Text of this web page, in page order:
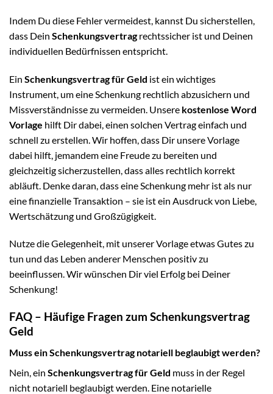
Indem Du diese Fehler vermeidest, kannst Du sicherstellen,
dass Dein Schenkungsvertragrechtssicher ist und Deinen
individuellen Bedürfnissen entspricht.
Ein Schenkungsvertrag für Geld ist ein wichtiges
Instrument, um eine Schenkung rechtlich abzusichern und
Missverständnisse zu vermeiden. Unsere kostenlose Word
Vorlage hilft Dir dabei, einen solchen Vertrag einfach und
schnell zu erstellen. Wir hoffen, dass Dir unsere Vorlage
dabei hilft, jemandem eine Freude zu bereiten und
gleichzeitig sicherzustellen, dass alles rechtlich korrekt
abläuft. Denke daran, dass eine Schenkung mehr ist als nur
eine finanzielle Transaktion – sie ist ein Ausdruck von Liebe,
Wertschätzung und Großzügigkeit.
Nutze die Gelegenheit, mit unserer Vorlage etwas Gutes zu
tun und das Leben anderer Menschen positiv zu
beeinflussen. Wir wünschen Dir viel Erfolg bei Deiner
Schenkung!
FAQ – Häufige Fragen zum Schenkungsvertrag
Geld
Muss ein Schenkungsvertrag notariell beglaubigt werden?
Nein, ein Schenkungsvertrag für Geld muss in der Regel
nicht notariell beglaubigt werden. Eine notarielle